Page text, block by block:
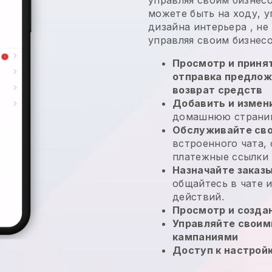
можете быть на ходу,
дизайна интерьера , не
управляя своим
Просмотр и
отправка
возврат средств
Добавить и
домашнюю
Обслуживайте
встроенного чата,
платежные ссылки
Назначайте
общайтесь в чате
действий.
Просмотр и
Управляйте
кампаниями
Доступ к